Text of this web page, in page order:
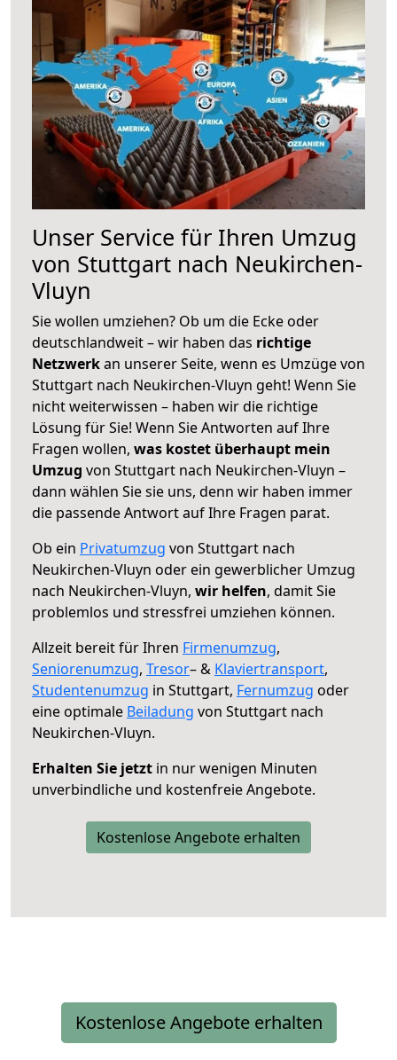
Unser Service für Ihren Umzug
von Stuttgart nach Neukirchen-
Vluyn
Sie wollen umziehen? Ob um die Ecke oder
deutschlandweit – wir haben das richtige
Netzwerkan unserer Seite, wenn es Umzüge von
Stuttgart nach Neukirchen-Vluyn geht! Wenn Sie
nicht weiterwissen – haben wir die richtige
Lösung für Sie! Wenn Sie Antworten auf Ihre
Fragen wollen, was kostet überhaupt mein
Umzug von Stuttgart nach Neukirchen-Vluyn –
dann wählen Sie sie uns, denn wir haben immer
die passende Antwort auf Ihre Fragen parat.
Ob ein Privatumzug von Stuttgart nach
Neukirchen-Vluyn oder ein gewerblicher Umzug
nach Neukirchen-Vluyn, wir helfen, damit Sie
problemlos und stressfrei umziehen können.
Allzeit bereit für Ihren Firmenumzug,
Seniorenumzug, Tresor– & Klaviertransport,
Studentenumzug in Stuttgart, Fernumzug oder
eine optimale Beiladung von Stuttgart nach
Neukirchen-Vluyn.
Erhalten Sie jetzt in nur wenigen Minuten
unverbindliche und kostenfreie Angebote.
Kostenlose Angebote erhalten
Kostenlose Angebote erhalten